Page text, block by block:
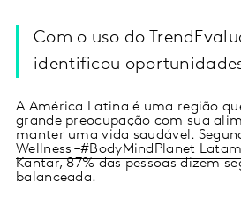
Com o uso do
identificou
A América Latina é uma região
grande preocupação com sua
manter uma vida saudável.
Wellness –#BodyMindPlanet
Kantar, 87% das pessoas dizem
balanceada.